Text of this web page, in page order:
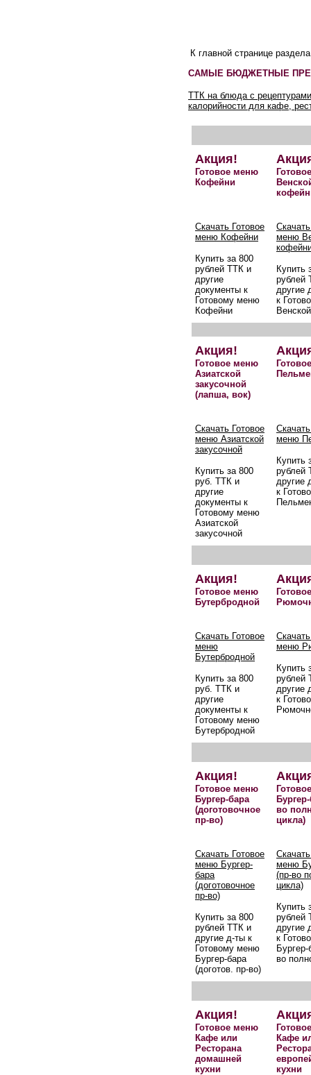
К главной странице
САМЫЕ БЮДЖЕТНЫЕ
ТТК на блюда с
калорийности для кафе,
Акция!
Готовое меню
Кофейни
Скачать Готовое
меню Кофейни
Купить за 800
рублей ТТК и
другие
документы к
Готовому меню
Кофейни
меню
Купить
рублей
другие
к
Акция!
Готовое меню
Азиатской
закусочной
(лапша, вок)
Скачать Готовое
меню Азиатской
закусочной
Купить за 800
руб. ТТК и
другие
документы к
Готовому меню
Азиатской
закусочной
меню
Купить
рублей
другие
к
Акция!
Готовое меню
Бутербродной
Скачать Готовое
меню
Бутербродной
Купить за 800
руб. ТТК и
другие
документы к
Готовому меню
Бутербродной
меню
Купить
рублей
другие
к
Акция!
Готовое меню
Бургер-бара
(доготовочное
пр-во)
во
цикла)
Скачать Готовое
меню Бургер-
бара
(доготовочное
пр-во)
Купить за 800
рублей ТТК и
другие д-ты к
Готовому меню
Бургер-бара
(доготов. пр-во)
меню
(пр-во
цикла)
Купить
рублей
другие
к
во
Акция!
Готовое меню
Кафе или
Ресторана
домашней
кухни
Кафе
кухни